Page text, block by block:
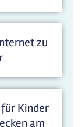
zu
Kinder
am